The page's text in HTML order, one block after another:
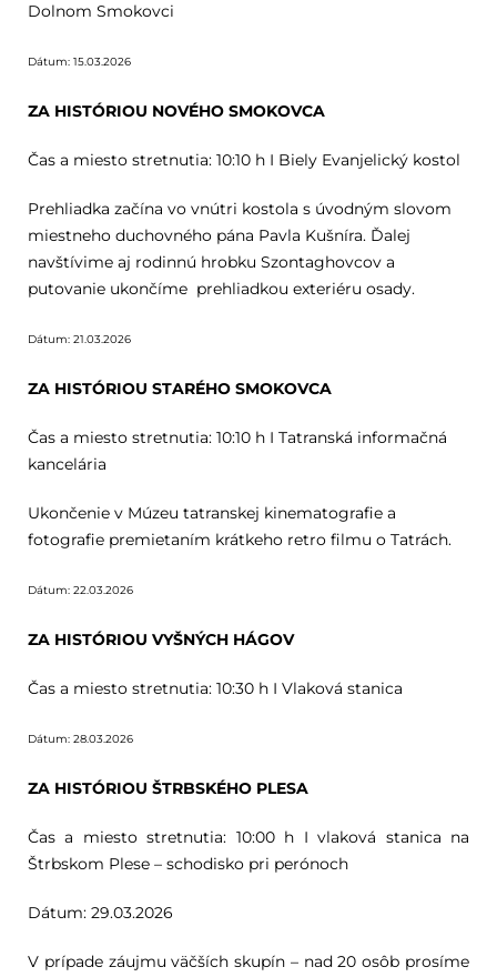
Dolnom Smokovci
Dátum: 15.03.2026
ZA HISTÓRIOU NOVÉHO SMOKOVCA
Čas a miesto stretnutia: 10:10 h I Biely Evanjelický kostol
Prehliadka začína vo vnútri kostola s úvodným slovom
miestneho duchovného pána Pavla Kušníra. Ďalej
navštívime aj rodinnú hrobku Szontaghovcov a
putovanie ukončíme prehliadkou exteriéru osady.
Dátum: 21.03.2026
ZA HISTÓRIOU STARÉHO SMOKOVCA
Čas a miesto stretnutia: 10:10 h I Tatranská informačná
kancelária
Ukončenie v Múzeu tatranskej kinematografie a
fotografie premietaním krátkeho retro filmu o Tatrách.
Dátum: 22.03.2026
ZA HISTÓRIOU VYŠNÝCH HÁGOV
Čas a miesto stretnutia: 10:30 h I Vlaková stanica
Dátum: 28.03.2026
ZA HISTÓRIOU ŠTRBSKÉHO PLESA
Čas a miesto stretnutia: 10:00 h I vlaková stanica na
Štrbskom Plese – schodisko pri perónoch
Dátum: 29.03.2026
V prípade záujmu väčších skupín – nad 20 osôb prosíme